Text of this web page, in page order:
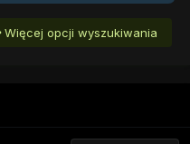
Więcej opcji wyszukiwania